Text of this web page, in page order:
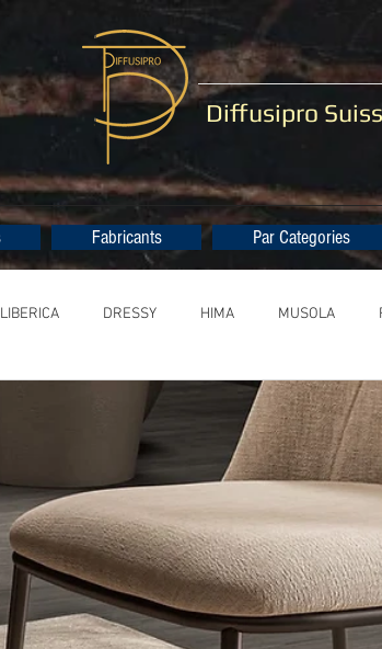
Diffusipro
Fabricants Par Categories
DRESSY HIMA MUSOLA